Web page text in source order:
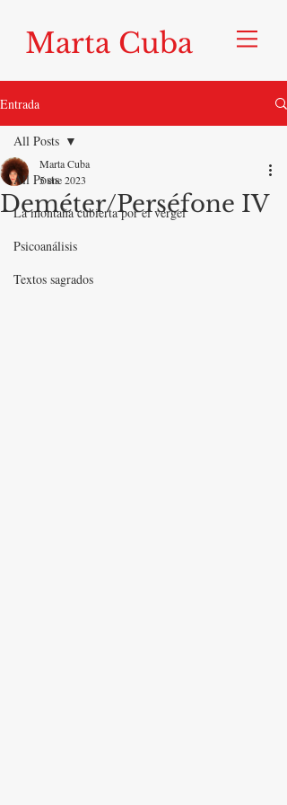
Marta Cuba
Entrada
All Posts
La montaña cubierta por el vergel
Psicoanálisis
Textos sagrados
All Posts
Deméter/Perséfone IV
Marta Cuba
5 ene 2023